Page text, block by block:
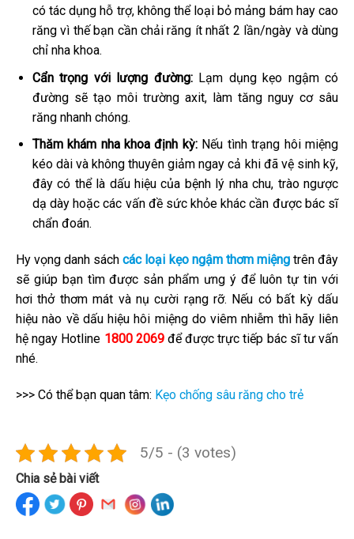
có tác dụng hỗ trợ, không thể loại bỏ mảng bám hay cao
răng vì thế bạn cần chải răng ít nhất 2 lần/ngày và dùng
chỉ nha khoa.
Cẩn trọng với lượng đường:Lạm dụng kẹo ngậm có
đường sẽ tạo môi trường axit, làm tăng nguy cơ sâu
răng nhanh chóng.
Thăm khám nha khoa định kỳ:Nếu tình trạng hôi miệng
kéo dài và không thuyên giảm ngay cả khi đã vệ sinh kỹ,
đây có thể là dấu hiệu của bệnh lý nha chu, trào ngược
dạ dày hoặc các vấn đề sức khỏe khác cần được bác sĩ
chẩn đoán.
Hy vọng danh sáchcác loại kẹo ngậm thơm miệngtrên đây
sẽ giúp bạn tìm được sản phẩm ưng ý để luôn tự tin với
hơi thở thơm mát và nụ cười rạng rỡ. Nếu có bất kỳ dấu
hiệu nào về dấu hiệu hôi miệng do viêm nhiễm thì hãy liên
hệ ngay Hotline 1800 2069để được trực tiếp bác sĩ tư vấn
nhé.
>>> Có thể bạn quan tâm: Kẹo chống sâu răng cho trẻ
5/5 - (3 votes)
Chia sẻ bài viết